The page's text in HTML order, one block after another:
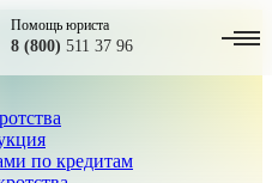
Помощь юриста
8 (800) 511 37 96
по кредитам